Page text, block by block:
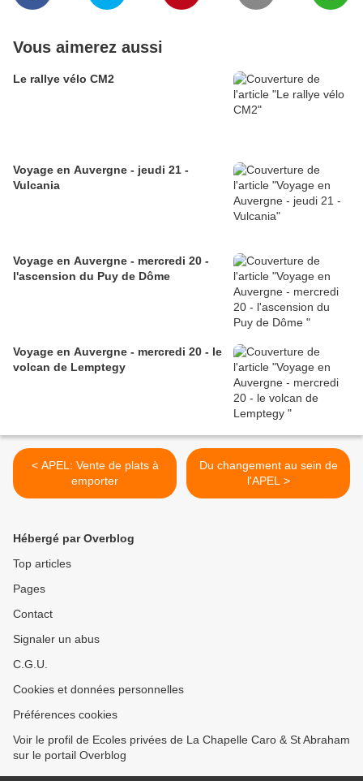
Vous aimerez aussi
Le rallye vélo CM2
Voyage en Auvergne - jeudi 21 -
Vulcania
Voyage en Auvergne - mercredi 20 -
l'ascension du Puy de Dôme
Voyage en Auvergne - mercredi 20 - le
volcan de Lemptegy
< APEL: Vente de plats à
emporter
Du changement au sein de
l'APEL >
Hébergé par Overblog
Top articles
Pages
Contact
Signaler un abus
C.G.U.
Cookies et données personnelles
Préférences cookies
Voir le profil de Ecoles privées de La Chapelle Caro & St Abraham
sur le portail Overblog